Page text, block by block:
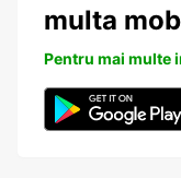
multa
Pentru mai multe